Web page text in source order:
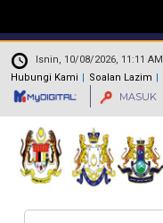
.
Isnin, 10/08/2026, 11:11 AM
Hubungi Kami
Soalan Lazim
MASUK